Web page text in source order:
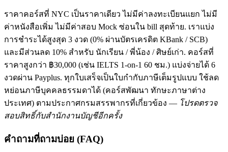
ราคาคอร์สที่ NYC เป็นราคาเดียว ไม่มีค่าลงทะเบียนแยก ไม่มี
ค่าหนังสือเพิ่ม ไม่มีค่าสอบ Mock ซ่อนใน bill สุดท้าย. เราแบ่ง
การชำระได้สูงสุด 3 งวด (0% ผ่านบัตรเครดิต KBank / SCB)
และมีส่วนลด 10% สำหรับ นักเรียน / พี่น้อง / ศิษย์เก่า. คอร์สที่
ราคาสูงกว่า ฿30,000 (เช่น IELTS 1-on-1 60 ชม.) แบ่งจ่ายได้ 6
งวดผ่าน Payplus. ทุกใบเสร็จเป็นใบกำกับภาษีเต็มรูปแบบ ใช้ลด
หย่อนภาษีบุคคลธรรมดาได้ (คอร์สพัฒนา ทักษะภาษาต่าง
ประเทศ) ตามประกาศกรมสรรพากรที่เกี่ยวข้อง — โปรดตรวจ
สอบสิทธิ์กับสำนักงานบัญชีอีกครั้ง
คำถามที่ถามบ่อย (FAQ)